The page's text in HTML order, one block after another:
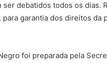
debatidos todos os dias.
garantia dos direitos da
foi preparada pela